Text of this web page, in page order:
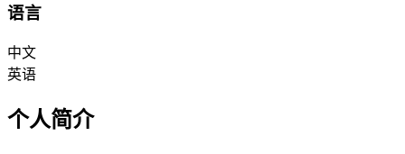
语言
中文
英语
个人简介